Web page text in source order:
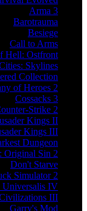
Arma 3
Barotrauma
Besiege
Call to Arms
Hell: Ostfront
Skylines
Collection
of Heroes 2
Cossacks 3
Strike 2
Kings II
Kings III
Dungeon
Original Sin 2
Don't Starve
Simulator 2
Universalis IV
III
Garry's Mod